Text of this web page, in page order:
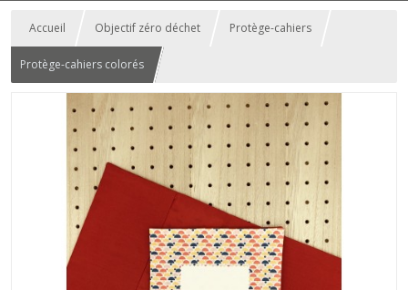
Accueil Objectif zéro déchet Protège-cahiers
Protège-cahiers colorés